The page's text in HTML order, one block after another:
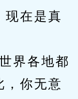
在是真
界各地都
，你无意